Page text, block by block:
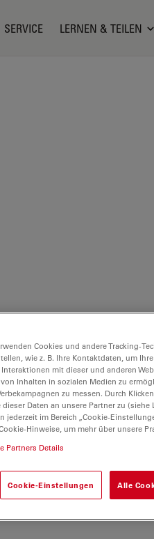
SERVICE LERNEN & TEILEN
Cookies und andere Tracking-
wie z. B. Ihre Kontaktdaten, um
mit dieser und anderen
Inhalten in sozialen Medien zu
zu messen. Durch
Daten an unsere Partner zu
im Bereich „Cookie-
Hinweise, um mehr über unsere
Partners Details
Cookie-Einstellungen Alle